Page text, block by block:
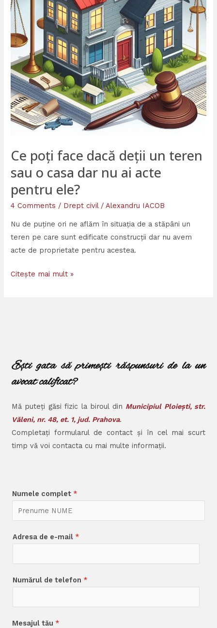
Ce poți face dacă deții un teren
sau o casa dar nu ai acte
pentru ele?
4 Comments / Drept civil/Alexandru IACOB
Nu de puține ori ne aflăm în situația de a stăpâni un
teren pe care sunt edificate construcții dar nu avem
acte de proprietate pentru acestea.
dar
nu ai acte
pentru
Citește mai mult »
Ești gata să primești răspunsuri de la un
avocat calificat?
Mă puteți găsi fizic la biroul din Municipiul Ploiești, str.
Văleni, nr. 48, et. 1, jud. Prahova.
Completați formularul de contact și în cel mai scurt
timp vă voi contacta cu mai multe informații.
Numele complet *
Adresa de e-mail *
Numărul de telefon *
Mesajul tău *